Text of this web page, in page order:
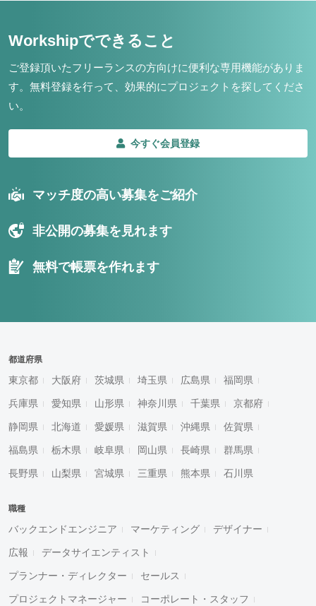
Workshipでできること
ご登録頂いたフリーランスの方向けに便利な専用機能がありま
す。 無料登録を行って、効果的にプロジェクトを探してくださ
い。
今すぐ会員登録
マッチ度の高い募集をご紹介
非公開の募集を見れます
無料で帳票を作れます
都道府県
東京都 大阪府 茨城県 埼玉県 広島県 福岡県
兵庫県 愛知県 山形県 神奈川県 千葉県 京都府
静岡県 北海道 愛媛県 滋賀県 沖縄県 佐賀県
福島県 栃木県 岐阜県 岡山県 長崎県 群馬県
長野県 山梨県 宮城県 三重県 熊本県 石川県
職種
バックエンドエンジニア マーケティング デザイナー
広報 データサイエンティスト
プランナー・ディレクター セールス
プロジェクトマネージャー コーポレート・スタッフ